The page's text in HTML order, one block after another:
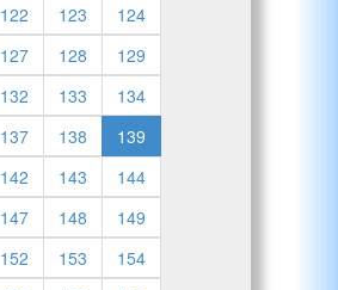
122 123
124
127 128
129
132 133
134
137 138
139
142 143
144
147 148
149
152 153
154